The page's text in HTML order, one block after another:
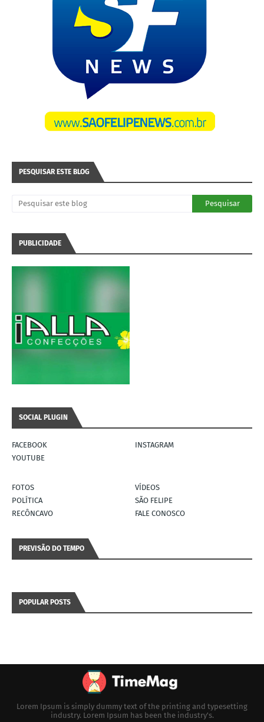
PESQUISAR ESTE BLOG
PUBLICIDADE
SOCIAL PLUGIN
FACEBOOK
INSTAGRAM
YOUTUBE
FOTOS
VÍDEOS
POLÍTICA
SÃO FELIPE
RECÔNCAVO
FALE CONOSCO
PREVISÃO DO TEMPO
POPULAR POSTS
Lorem Ipsum is simply dummy text of the printing and typesetting
industry. Lorem Ipsum has been the industry's.